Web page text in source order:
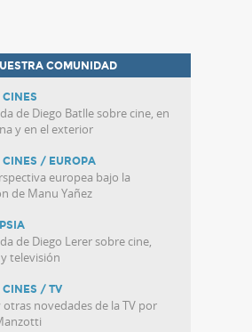
COMUNIDAD
CINES
de Diego Batlle sobre cine, en
y en el exterior
CINES / EUROPA
europea bajo la
de Manu Yañez
de Diego Lerer sobre cine,
televisión
CINES / TV
otras novedades de la TV por